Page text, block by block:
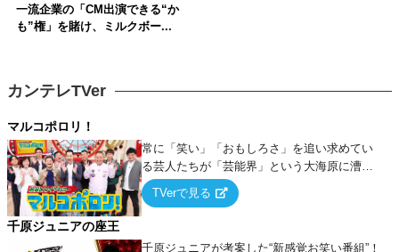
一流企業の「CM出演できる“か
も”権」を賭け、ミルクボー...
カンテレTVer
マルコポロリ！
常に「笑い」「おもしろさ」を追い求めてい
る芸人たちが「芸能界」という大海原に漕ぎ
出でて、新たなオモシロ人間を発掘する！
TVerで見る
千原ジュニアの座王
千原ジュニアが考案した“新感覚お笑い番組”！